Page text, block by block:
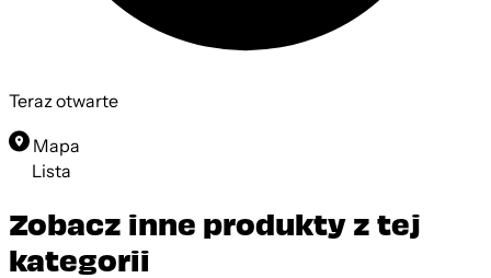
Teraz otwarte
Mapa
Lista
Zobacz inne produkty z tej
kategorii